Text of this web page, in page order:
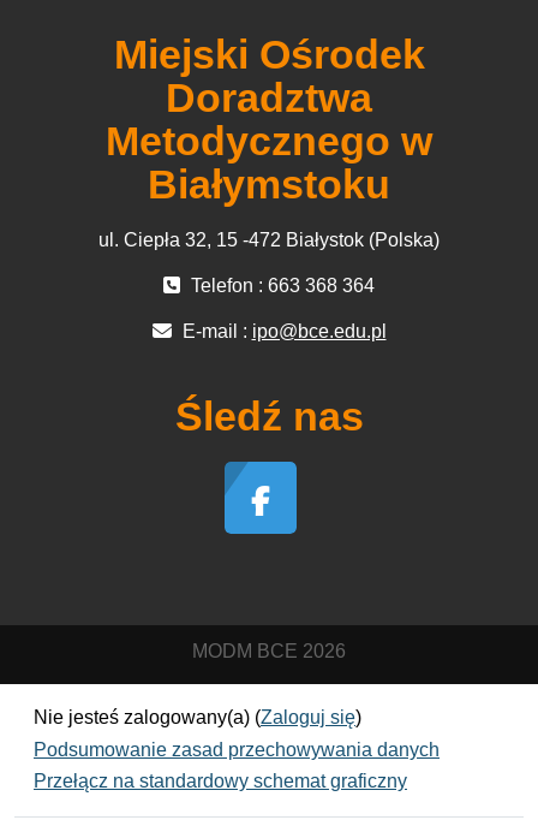
Miejski Ośrodek
Doradztwa
Metodycznego w
Białymstoku
ul. Ciepła 32, 15 -472 Białystok (Polska)
Telefon : 663 368 364
E-mail : ipo@bce.edu.pl
Śledź nas
MODM BCE 2026
Nie jesteś zalogowany(a) (Zaloguj się)
Podsumowanie zasad przechowywania danych
Przełącz na standardowy schemat graficzny